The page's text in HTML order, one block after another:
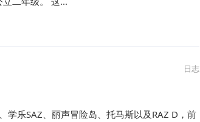
日志
乐SAZ、丽声冒险岛、托马斯以及RAZ D，前